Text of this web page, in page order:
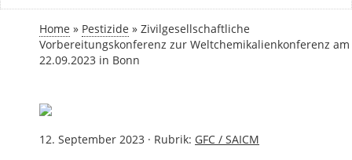
Home » Pestizide » Zivilgesellschaftliche
Vorbereitungskonferenz zur Weltchemikalienkonferenz am
22.09.2023 in Bonn
12. September 2023 · Rubrik: GFC / SAICM